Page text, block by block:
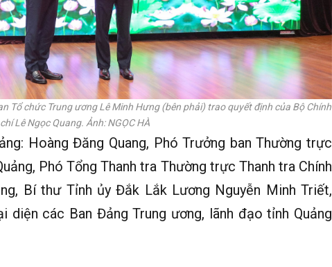
Tổ chức Trung ương Lê Minh Hưng (bên phải) trao quyết định của Bộ Chính
Lê Ngọc Quang. Ảnh: NGỌC HÀ
Hoàng Đăng Quang, Phó Trưởng ban Thường trực
Phó Tổng Thanh tra Thường trực Thanh tra Chính
Bí thư Tỉnh ủy Đắk Lắk Lương Nguyễn Minh Triết,
diện các Ban Đảng Trung ương, lãnh đạo tỉnh Quảng